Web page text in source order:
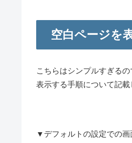
空白ページを
こちらはシンプルすぎる
表示する手順について記載
▼デフォルトの設定での画